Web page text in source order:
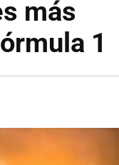
más
1